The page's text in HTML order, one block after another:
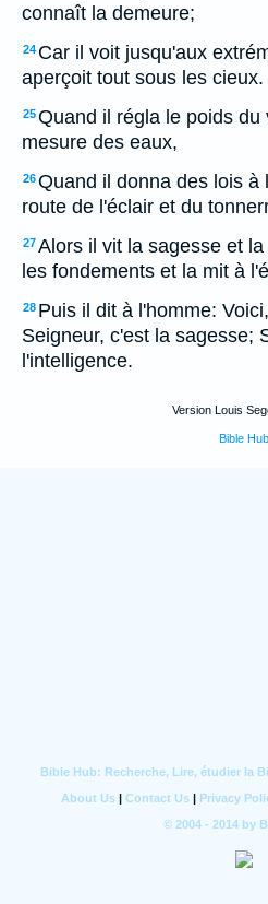
connaît la demeure;
24 Car il voit jusqu'aux
aperçoit tout sous les cieux.
25Quand il régla le poids du
mesure des eaux,
26Quand il donna des lois à
route de l'éclair et du
27Alors il vit la sagesse et
les fondements et la mit à
28 Puis il dit à l'homme:
Seigneur, c'est la sagesse;
l'intelligence.
Version Louis
Bible Hub